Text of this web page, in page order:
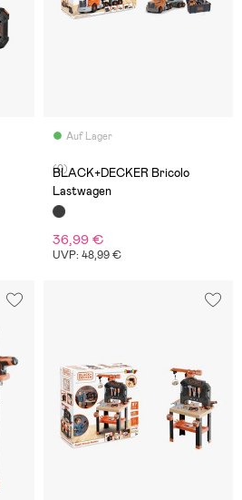
Auf Lager
(0)
BLACK+DECKER Bricolo
Lastwagen
36,99 €
UVP: 48,99 €